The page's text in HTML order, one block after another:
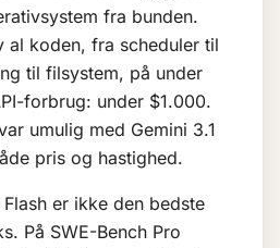
fra bunden.
al koden, fra scheduler til
til filsystem, på under
forbrug: under $1.000.
umulig med Gemini 3.1
pris og hastighed.
Flash er ikke den bedste
På SWE-Bench Pro